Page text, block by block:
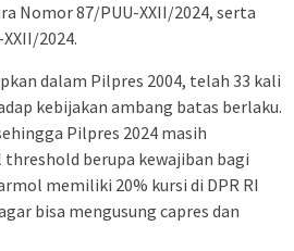
Nomor 87/PUU-XXII/2024, serta
2024.
dalam Pilpres 2004, telah 33 kali
kebijakan ambang batas berlaku.
Pilpres 2024 masih
berupa kewajiban bagi
memiliki 20% kursi di DPR RI
bisa mengusung capres dan